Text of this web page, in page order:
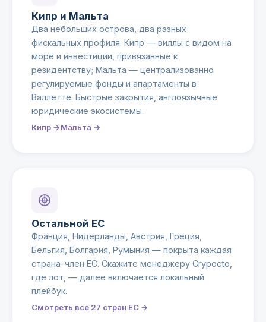
Кипр и Мальта
Два небольших острова, два разных
фискальных профиля. Кипр — виллы с видом на
море и инвестиции, привязанные к
резидентству; Мальта — централизованно
регулируемые фонды и апартаменты в
Валлетте. Быстрые закрытия, англоязычные
юридические экосистемы.
Кипр →Мальта →
Остальной ЕС
Франция, Нидерланды, Австрия, Греция,
Бельгия, Болгария, Румыния — покрыта каждая
страна-член ЕС. Скажите менеджеру Crypocto,
где лот, — далее включается локальный
плейбук.
Смотреть все 27 стран ЕС →